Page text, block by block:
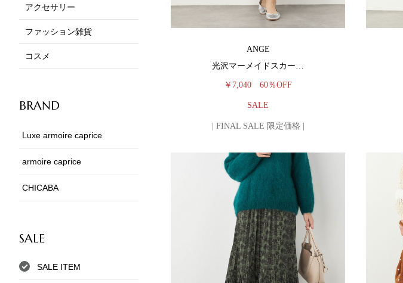
アクセサリー
ファッション雑貨
コスメ
BRAND
Luxe armoire caprice
armoire caprice
CHICABA
SALE
SALE ITEM
ANGE
光沢マーメイドスカー…
￥7,040 60％OFF
SALE
| FINAL SALE 限定価格 |